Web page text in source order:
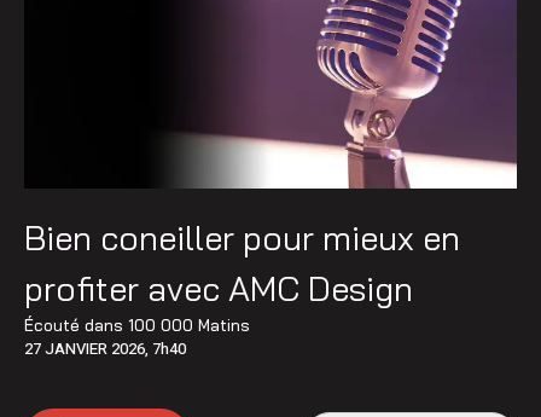
Bien coneiller pour mieux en
profiter avec AMC Design
Écouté dans 100 000 Matins
27 JANVIER 2026, 7h40